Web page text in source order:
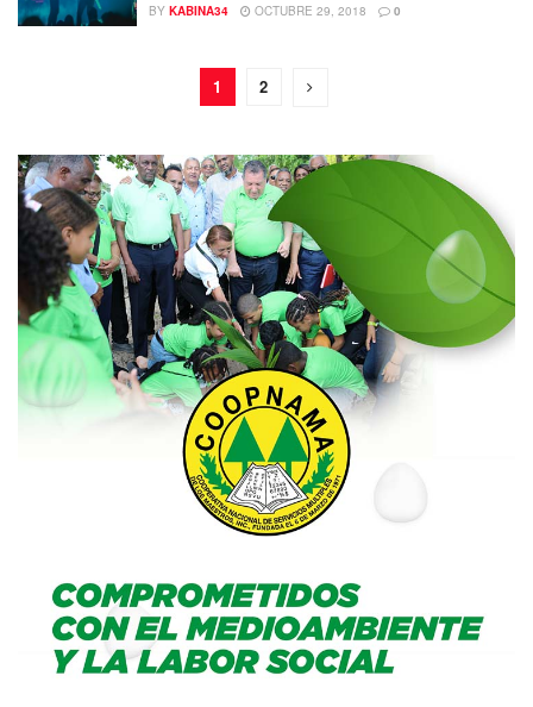
BY KABINA34 OCTUBRE 29, 2018 0
1 2